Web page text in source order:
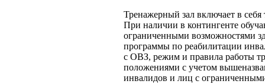
Тренажерный зал включает в
При наличии в контингенте
ограниченными возможностями
программы по реабилитации
с ОВЗ, режим и правила работы
положениями с учетом
инвалидов и лиц с